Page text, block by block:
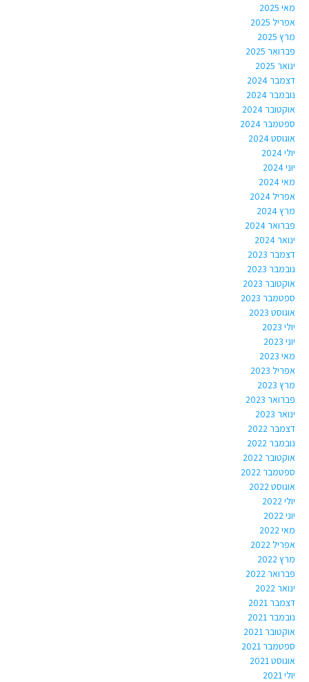
מאי 2025
אפריל 2025
מרץ 2025
פברואר 2025
ינואר 2025
דצמבר 2024
נובמבר 2024
אוקטובר 2024
ספטמבר 2024
אוגוסט 2024
יולי 2024
יוני 2024
מאי 2024
אפריל 2024
מרץ 2024
פברואר 2024
ינואר 2024
דצמבר 2023
נובמבר 2023
אוקטובר 2023
ספטמבר 2023
אוגוסט 2023
יולי 2023
יוני 2023
מאי 2023
אפריל 2023
מרץ 2023
פברואר 2023
ינואר 2023
דצמבר 2022
נובמבר 2022
אוקטובר 2022
ספטמבר 2022
אוגוסט 2022
יולי 2022
יוני 2022
מאי 2022
אפריל 2022
מרץ 2022
פברואר 2022
ינואר 2022
דצמבר 2021
נובמבר 2021
אוקטובר 2021
ספטמבר 2021
אוגוסט 2021
יולי 2021